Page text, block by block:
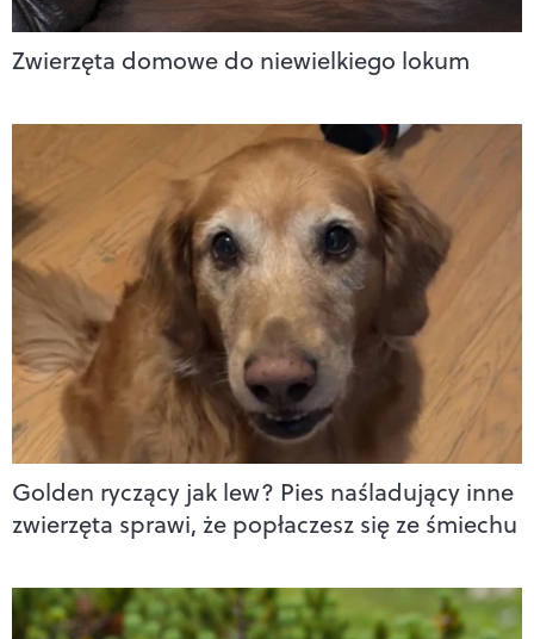
Zwierzęta domowe do niewielkiego lokum
Golden ryczący jak lew? Pies naśladujący inne
zwierzęta sprawi, że popłaczesz się ze śmiechu